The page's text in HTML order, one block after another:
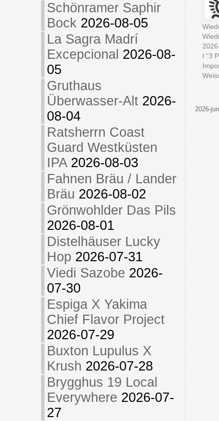
Schönramer Saphir
Bock 2026-08-05
La Sagra Madrí
Excepcional 2026-08-
05
Gruthaus
Überwasser-Alt 2026-
08-04
Ratsherrn Coast
Guard Westküsten
IPA 2026-08-03
Fahnen Bräu / Lander
Bräu 2026-08-02
Grönwohlder Das Pils
2026-08-01
Distelhäuser Lucky
Hop 2026-07-31
Viedi Sazobe 2026-
07-30
Espiga X Yakima
Chief Flavor Project
2026-07-29
Buxton Lupulus X
Krush 2026-07-28
Brygghus 19 Local
Everywhere 2026-07-
27
I ”3
2026-